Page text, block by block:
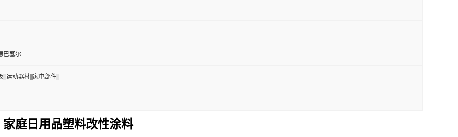
巴塞尔
|||运动器材|||家电部件|||
家庭日用品塑料改性涂料